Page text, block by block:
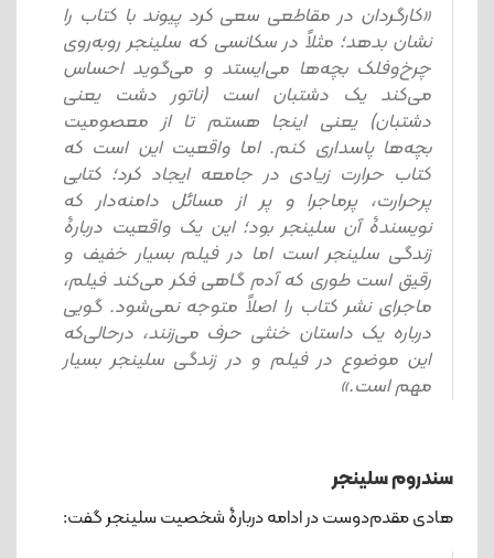
«کارگردان در مقاطعی سعی کرد پیوند با کتاب را
نشان بدهد؛ مثلاً در سکانسی که سلینجر روبه‌روی
چرخ‌وفلک بچه‌ها می‌ایستد و می‌گوید احساس
می‌کند یک دشتبان است (ناتور دشت یعنی
دشتبان) یعنی اینجا هستم تا از معصومیت
بچه‌ها پاسداری کنم. اما واقعیت این است که
کتاب حرارت زیادی در جامعه ایجاد کرد؛ کتابی
پرحرارت، پرماجرا و پر از مسائل دامنه‌دار که
نویسندۀ آن سلینجر بود؛ این یک واقعیت دربارۀ
زندگی سلینجر است اما در فیلم بسیار خفیف و
رقیق است طوری که آدم گاهی فکر می‌کند فیلم،
ماجرای نشر کتاب را اصلاً متوجه نمی‌شود. گویی
درباره یک داستان خنثی حرف می‌زنند، درحالی‌که
این موضوع در فیلم و در زندگی سلینجر بسیار
مهم است.»
سندروم سلینجر
هادی مقدم‌دوست در ادامه دربارۀ شخصیت سلینجر گفت: